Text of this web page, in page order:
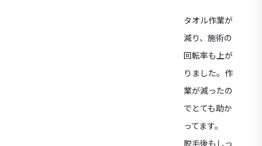
タオル作業が
減り、施術の
回転率も上が
りました。作
業が減ったの
でとても助か
ってます。
脱毛後もしっ